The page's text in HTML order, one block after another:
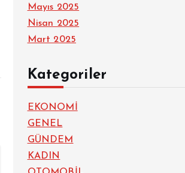
Mayıs 2025
Nisan 2025
Mart 2025
Kategoriler
EKONOMİ
GENEL
GÜNDEM
KADIN